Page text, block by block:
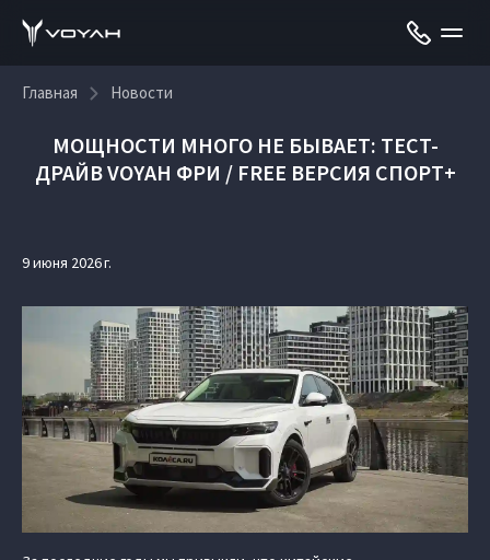
Главная Новости
МОЩНОСТИ МНОГО НЕ БЫВАЕТ: ТЕСТ-
ДРАЙВ VOYAH ФРИ / FREE ВЕРСИЯ СПОРТ+
9 июня 2026 г.